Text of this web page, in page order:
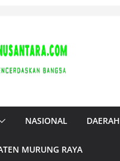
NASIONAL DAERAH
MURUNG RAYA